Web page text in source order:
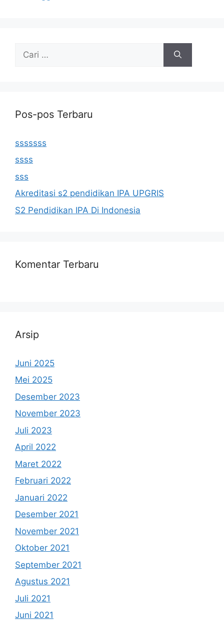
untuk:
Pos-pos Terbaru
sssssss
ssss
sss
Akreditasi s2 pendidikan IPA UPGRIS
S2 Pendidikan IPA Di Indonesia
Komentar Terbaru
Arsip
Juni 2025
Mei 2025
Desember 2023
November 2023
Juli 2023
April 2022
Maret 2022
Februari 2022
Januari 2022
Desember 2021
November 2021
Oktober 2021
September 2021
Agustus 2021
Juli 2021
Juni 2021